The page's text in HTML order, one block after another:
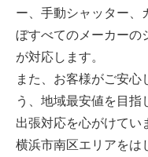
ー、手動シャッター、
ぼすべてのメーカーの
が対応します。
また、お客様がご安心
う、地域最安値を目
出張対応を心がけてい
横浜市南区エリアをは